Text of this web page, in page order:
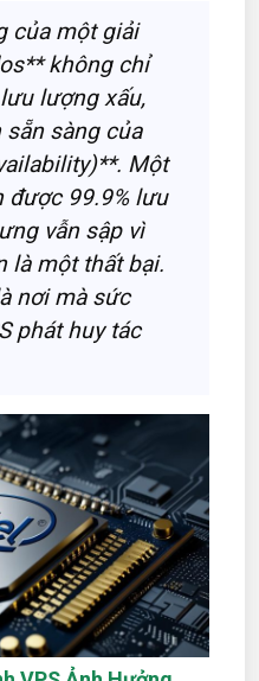
của một giải
không chỉ
lượng xấu,
sàng của
Một
được 99.9% lưu
vẫn sập vì
là một thất bại.
nơi mà sức
phát huy tác